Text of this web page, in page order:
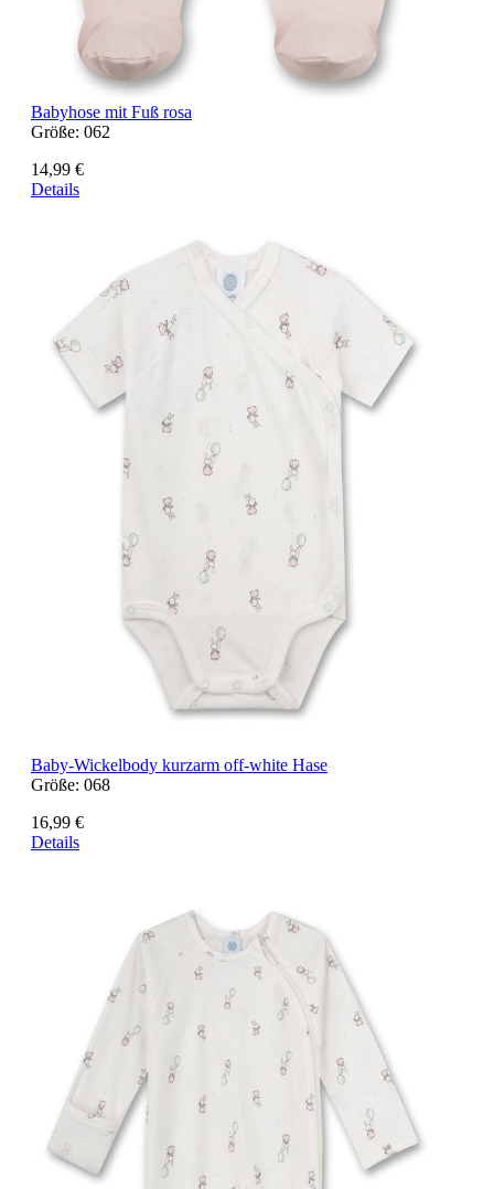
Babyhose mit Fuß rosa
Größe: 062
14,99 €
Details
Baby-Wickelbody kurzarm off-white Hase
Größe: 068
16,99 €
Details